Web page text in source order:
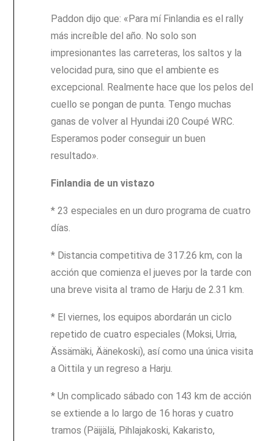
Paddon dijo que: «Para mí Finlandia es el rally
más increíble del año. No solo son
impresionantes las carreteras, los saltos y la
velocidad pura, sino que el ambiente es
excepcional. Realmente hace que los pelos del
cuello se pongan de punta. Tengo muchas
ganas de volver al Hyundai i20 Coupé WRC.
Esperamos poder conseguir un buen
resultado».
Finlandia de un vistazo
* 23 especiales en un duro programa de cuatro
días.
* Distancia competitiva de 317.26 km, con la
acción que comienza el jueves por la tarde con
una breve visita al tramo de Harju de 2.31 km.
* El viernes, los equipos abordarán un ciclo
repetido de cuatro especiales (Moksi, Urria,
Ässämäki, Äänekoski), así como una única visita
a Oittila y un regreso a Harju.
* Un complicado sábado con 143 km de acción
se extiende a lo largo de 16 horas y cuatro
tramos (Päijälä, Pihlajakoski, Kakaristo,